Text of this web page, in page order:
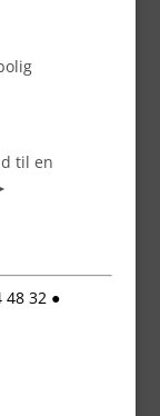
til en
48 32 ●